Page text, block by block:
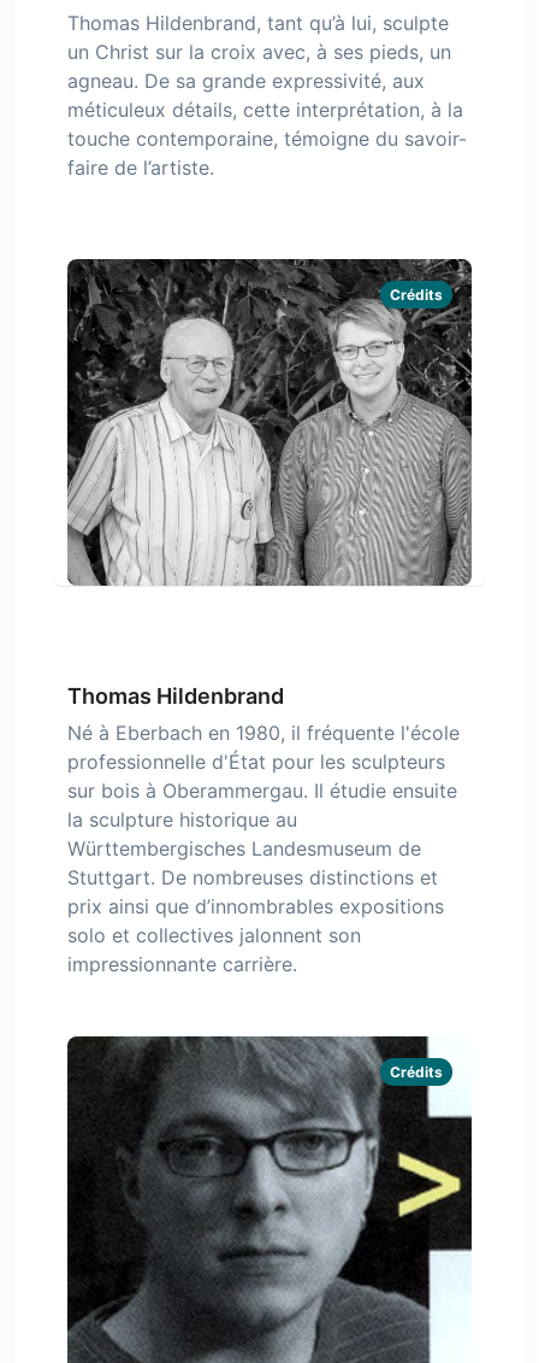
Thomas Hildenbrand, tant qu’à lui, sculpte
un Christ sur la croix avec, à ses pieds, un
agneau. De sa grande expressivité, aux
méticuleux détails, cette interprétation, à la
touche contemporaine, témoigne du savoir-
faire de l’artiste.
Crédits
Thomas Hildenbrand
Né à Eberbach en 1980, il fréquente l'école
professionnelle d'État pour les sculpteurs
sur bois à Oberammergau. Il étudie ensuite
la sculpture historique au
Württembergisches Landesmuseum de
Stuttgart. De nombreuses distinctions et
prix ainsi que d’innombrables expositions
solo et collectives jalonnent son
impressionnante carrière.
Crédits